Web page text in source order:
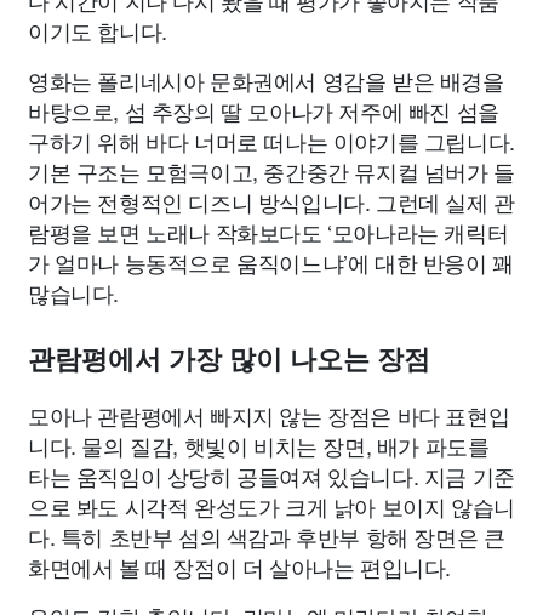
이기도 합니다.
영화는 폴리네시아 문화권에서 영감을 받은 배경을
바탕으로, 섬 추장의 딸 모아나가 저주에 빠진 섬을
구하기 위해 바다 너머로 떠나는 이야기를 그립니다.
기본 구조는 모험극이고, 중간중간 뮤지컬 넘버가 들
어가는 전형적인 디즈니 방식입니다. 그런데 실제 관
람평을 보면 노래나 작화보다도 ‘모아나라는 캐릭터
가 얼마나 능동적으로 움직이느냐’에 대한 반응이 꽤
많습니다.
관람평에서 가장 많이 나오는 장점
모아나 관람평에서 빠지지 않는 장점은 바다 표현입
니다. 물의 질감, 햇빛이 비치는 장면, 배가 파도를
타는 움직임이 상당히 공들여져 있습니다. 지금 기준
으로 봐도 시각적 완성도가 크게 낡아 보이지 않습니
다. 특히 초반부 섬의 색감과 후반부 항해 장면은 큰
화면에서 볼 때 장점이 더 살아나는 편입니다.